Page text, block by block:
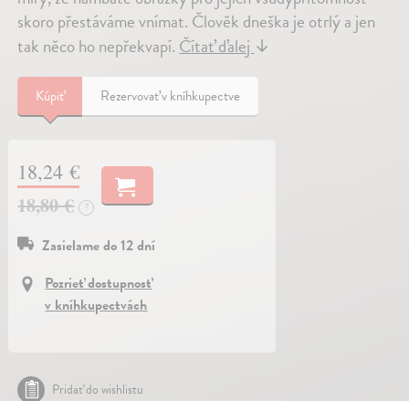
skoro přestáváme vnímat. Člověk dneška je otrlý a jen
tak něco ho nepřekvapí.Čítať ďalej↓
Kúpiť Rezervovať v kníhkupectve
18,24 €
18,80 €
?
Zasielame do 12 dní
Pozrieť dostupnosť
v kníhkupectvách
Pridať do wishlistu